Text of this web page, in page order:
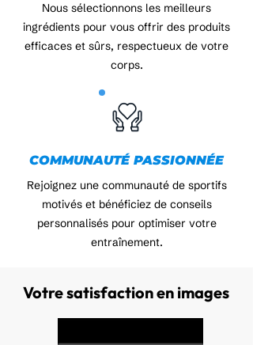
Nous sélectionnons les meilleurs
ingrédients pour vous offrir des produits
efficaces et sûrs, respectueux de votre
corps.
COMMUNAUTÉ PASSIONNÉE
Rejoignez une communauté de sportifs
motivés et bénéficiez de conseils
personnalisés pour optimiser votre
entraînement.
Votre satisfaction en images